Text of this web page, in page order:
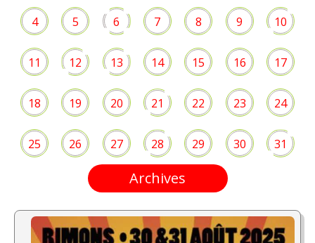
4 5 6 7 8 9 10
11 12 13 14 15 16 17
18 19 20 21 22 23 24
25 26 27 28 29 30 31
Archives